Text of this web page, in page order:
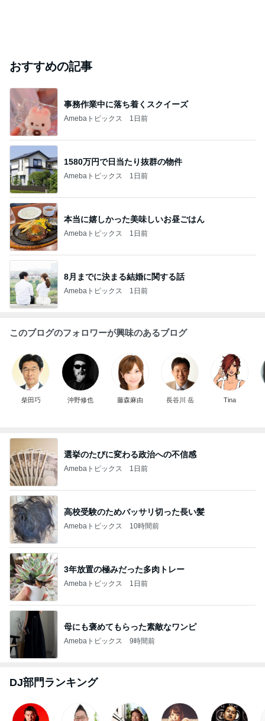
おすすめの記事
事務作業中に落ち着くスクイーズ
Amebaトピックス 1日前
1580万円で日当たり抜群の物件
Amebaトピックス 1日前
本当に嬉しかった美味しいお昼ごはん
Amebaトピックス 1日前
8月までに決まる結婚に関する話
Amebaトピックス 1日前
このブログのフォロワーが興味のあるブログ
柴田巧 沖野修也 藤森麻由 長谷川 岳 Tina
選挙のたびに変わる政治への不信感
Amebaトピックス 1日前
高校受験のためバッサリ切った長い髪
Amebaトピックス 10時間前
3年放置の極みだった多肉トレー
Amebaトピックス 1日前
母にも褒めてもらった素敵なワンピ
Amebaトピックス 9時間前
DJ部門ランキング